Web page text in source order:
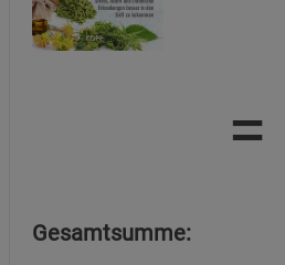
=
Gesamtsumme: